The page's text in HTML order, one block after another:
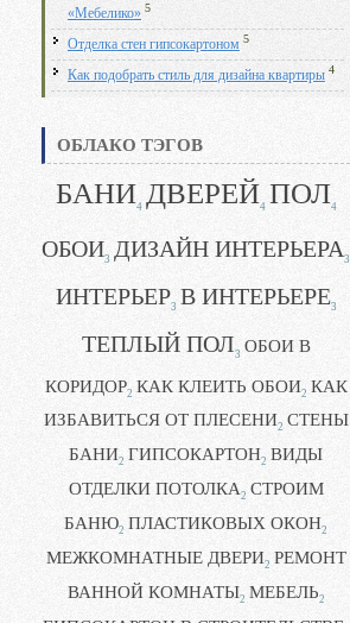
«Мебелико» 5
Отделка стен гипсокартоном 5
Как подобрать стиль для дизайна квартиры 4
ОБЛАКО ТЭГОВ
БАНИ4 ДВЕРЕЙ4 ПОЛ4
ОБОИ3 ДИЗАЙН ИНТЕРЬЕРА3
ИНТЕРЬЕР3 В ИНТЕРЬЕРЕ3
ТЕПЛЫЙ ПОЛ3 ОБОИ В
КОРИДОР2 КАК КЛЕИТЬ ОБОИ2 КАК
ИЗБАВИТЬСЯ ОТ ПЛЕСЕНИ2 СТЕНЫ
БАНИ2 ГИПСОКАРТОН2 ВИДЫ
ОТДЕЛКИ ПОТОЛКА2 СТРОИМ
БАНЮ2 ПЛАСТИКОВЫХ ОКОН2
МЕЖКОМНАТНЫЕ ДВЕРИ2 РЕМОНТ
ВАННОЙ КОМНАТЫ2 МЕБЕЛЬ2